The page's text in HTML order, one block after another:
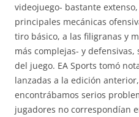
videojuego- bastante
principales mecánicas
tiro básico, a las filigranas y
más complejas- y
del juego. EA Sports tomó
lanzadas a la edición
encontrábamos serios
jugadores no correspondían